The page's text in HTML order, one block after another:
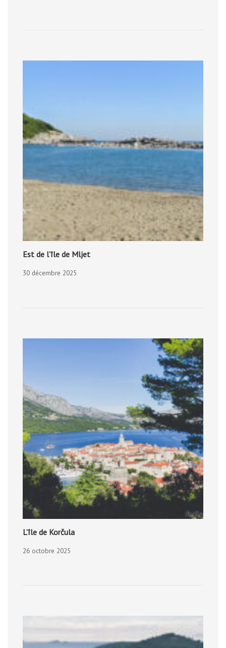
Est de l’île de Mljet
30 décembre 2025
L’île de Korčula
26 octobre 2025